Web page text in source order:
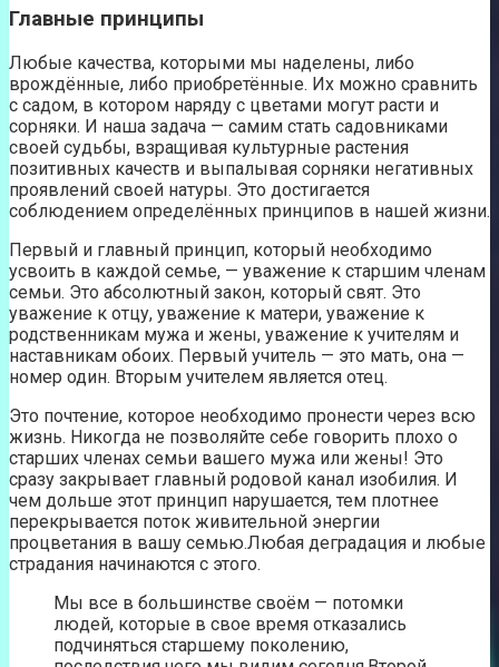
Главные принципы
Любые качества, которыми мы наделены, либо
врождённые, либо приобретённые. Их можно сравнить
с садом, в котором наряду с цветами могут расти и
сорняки. И наша задача — самим стать садовниками
своей судьбы, взращивая культурные растения
позитивных качеств и выпалывая сорняки негативных
проявлений своей натуры. Это достигается
соблюдением определённых принципов в нашей жизни.
Первый и главный принцип, который необходимо
усвоить в каждой семье, — уважение к старшим членам
семьи. Это абсолютный закон, который свят. Это
уважение к отцу, уважение к матери, уважение к
родственникам мужа и жены, уважение к учителям и
наставникам обоих. Первый учитель — это мать, она —
номер один. Вторым учителем является отец.
Это почтение, которое необходимо пронести через всю
жизнь. Никогда не позволяйте себе говорить плохо о
старших членах семьи вашего мужа или жены! Это
сразу закрывает главный родовой канал изобилия. И
чем дольше этот принцип нарушается, тем плотнее
перекрывается поток живительной энергии
процветания в вашу семью.Любая деградация и любые
страдания начинаются с этого.
Мы все в большинстве своём — потомки
людей, которые в свое время отказались
подчиняться старшему поколению,